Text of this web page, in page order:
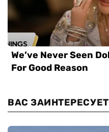
ВАС ЗАИНТЕРЕСУЕТ